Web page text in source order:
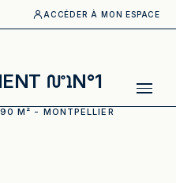
ACCÉDER À MON ESPACE
N°1
M² - MONTPELLIER